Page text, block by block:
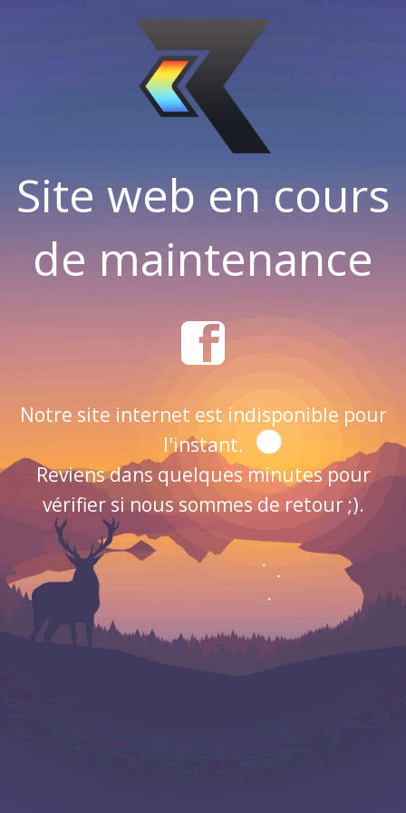
Site web en cours
de maintenance
Notre site internet est indisponible pour
l'instant.
Reviens dans quelques minutes pour
vérifier si nous sommes de retour ;).